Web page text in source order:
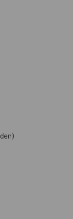
moderner
über
zum
ermöglicht
und
exklusiven